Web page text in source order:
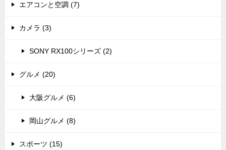
エアコンと空調 (7)
カメラ (3)
SONY RX100シリーズ (2)
グルメ (20)
大阪グルメ (6)
岡山グルメ (8)
スポーツ (15)